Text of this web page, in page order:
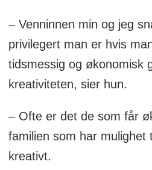
– Venninnen min og jeg
privilegert man er hvis
tidsmessig og økonomisk
kreativiteten, sier hun.
– Ofte er det de som får
familien som har mulighet
kreativt.